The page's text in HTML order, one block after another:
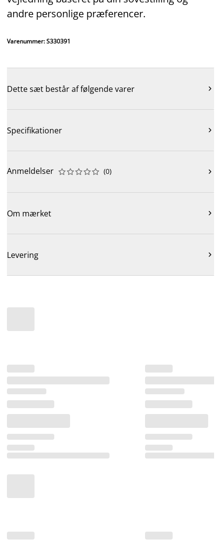
andre personlige præferencer.
Varenummer: S330391
Dette sæt består af følgende varer 
Specifikationer 
Anmeldelser 




 (0) 
Om mærket 
Levering 